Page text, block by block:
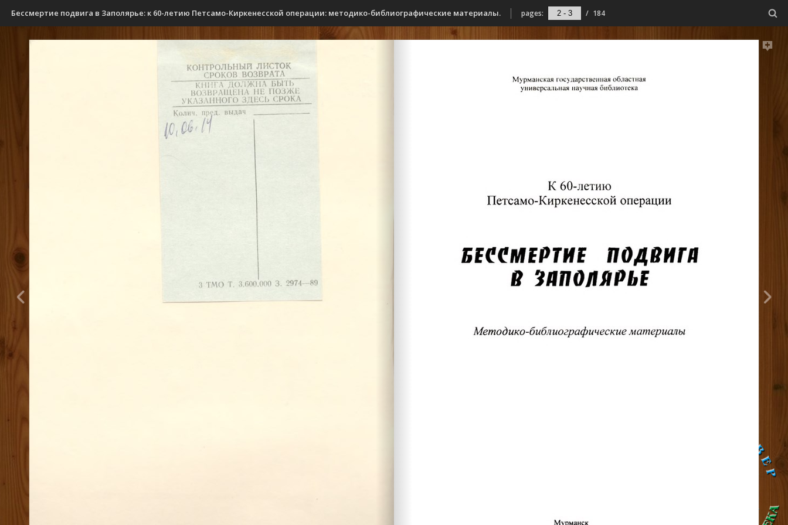
Бессмертие подвига в Заполярье: к 60-летию Петсамо-Киркенесской операции: методико-библиографические материалы. pages: / 184